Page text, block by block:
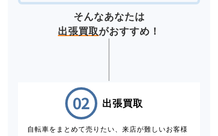
そんなあなたは
出張買取がおすすめ！
出張買取
自転車をまとめて売りたい、来店が難しいお客様